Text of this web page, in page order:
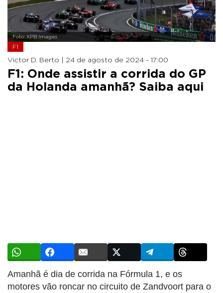
Foto: XPB Images
F1
Victor D. Berto | 24 de agosto de 2024 - 17:00
F1: Onde assistir a corrida do GP
da Holanda amanhã? Saiba aqui
Amanhã é dia de corrida na Fórmula 1, e os
motores vão roncar no circuito de Zandvoort para o